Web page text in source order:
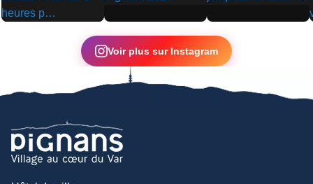
▶
▶ ▶
Voir plus sur Instagram